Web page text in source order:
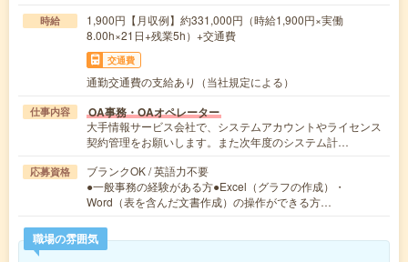
時給
1,900円【月収例】約331,000円（時給1,900円×実働
8.00h×21日+残業5h）+交通費
交通費
通勤交通費の支給あり（当社規定による）
仕事内容 OA事務・OAオペレーター
大手情報サービス会社で、システムアカウントやライセンス
契約管理をお願いします。また次年度のシステム計…
応募資格
ブランクOK / 英語力不要
●一般事務の経験がある方●Excel（グラフの作成）・
Word（表を含んだ文書作成）の操作ができる方…
職場の雰囲気